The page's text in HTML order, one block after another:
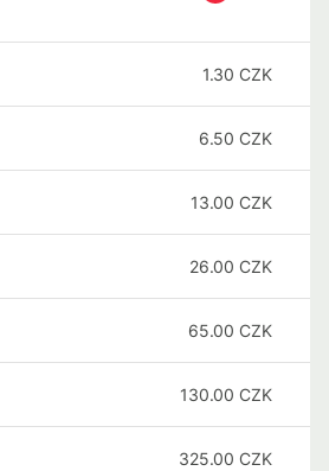
1.30 CZK
6.50 CZK
13.00 CZK
26.00 CZK
65.00 CZK
130.00 CZK
325.00 CZK